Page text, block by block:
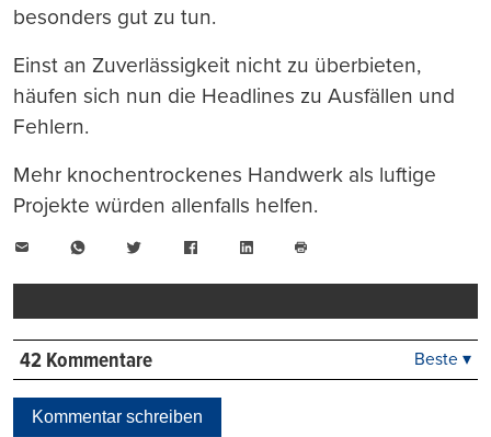
besonders gut zu tun.
Einst an Zuverlässigkeit nicht zu überbieten,
häufen sich nun die Headlines zu Ausfällen und
Fehlern.
Mehr knochentrockenes Handwerk als luftige
Projekte würden allenfalls helfen.
WhatsAppTwitter FacebookLinkedIn
drucken
42 Kommentare Beste ▾
Kommentar schreiben